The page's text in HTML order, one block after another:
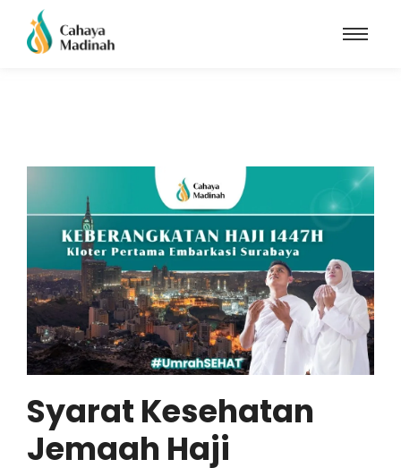
Syarat Kesehatan
Jemaah Haji